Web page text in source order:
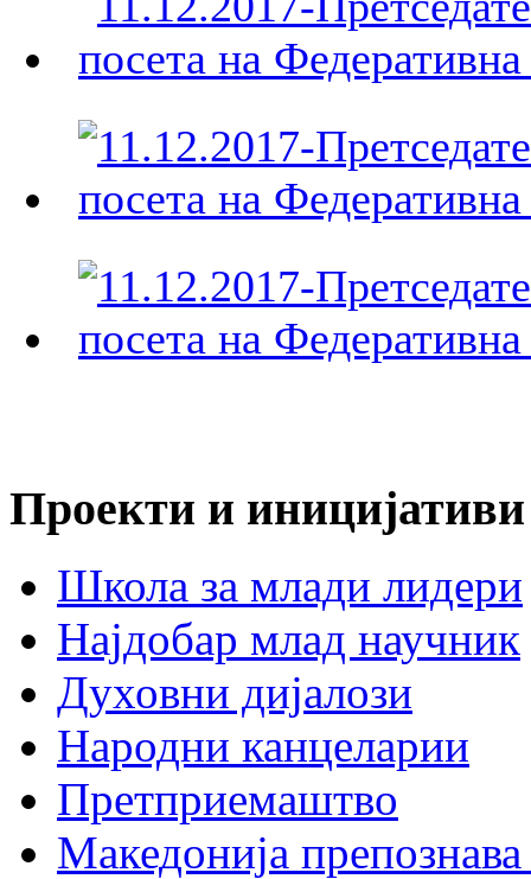
Проекти и иницијативи
Школа за млади лидери
Најдобар млад научник
Духовни дијалози
Народни канцеларии
Претприемаштво
Македонија